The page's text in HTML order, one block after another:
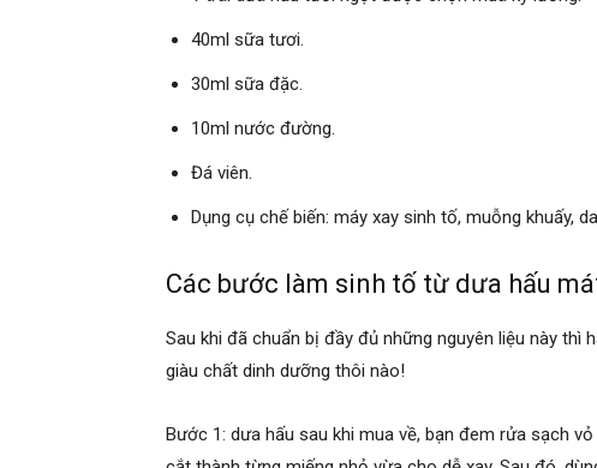
40ml sữa tươi.
30ml sữa đặc.
10ml nước đường.
Đá viên.
Dụng cụ chế biến: máy xay sinh tố, muỗng khuấy,
Các bước làm sinh tố từ dưa hấu
Sau khi đã chuẩn bị đầy đủ những nguyên liệu này
giàu chất dinh dưỡng thôi nào!
Bước 1: dưa hấu sau khi mua về, bạn đem rửa sạch